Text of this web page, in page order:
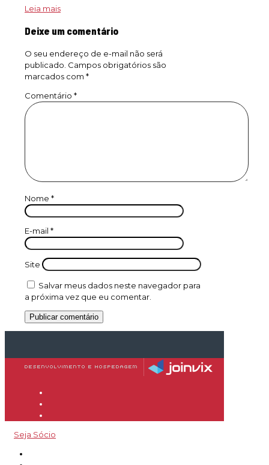
Leia mais
Deixe um comentário
O seu endereço de e-mail não será
publicado. Campos obrigatórios são
marcados com *
Comentário *
Nome *
E-mail *
Site
Salvar meus dados neste navegador para
a próxima vez que eu comentar.
Seja Sócio